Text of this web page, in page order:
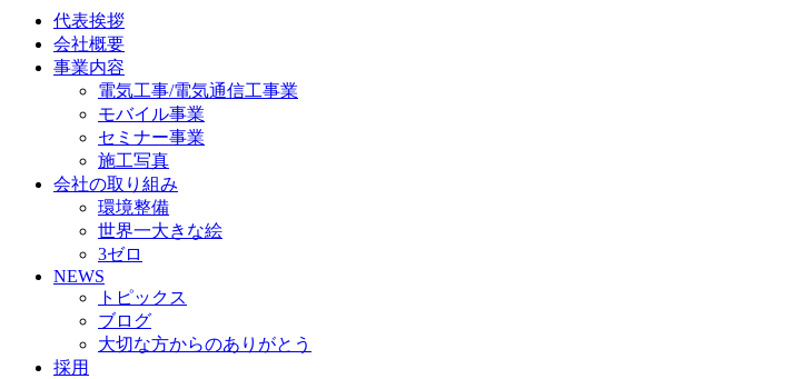
代表挨拶
会社概要
事業内容
電気工事/電気通信工事業
モバイル事業
セミナー事業
施工写真
会社の取り組み
環境整備
世界一大きな絵
3ゼロ
NEWS
トピックス
ブログ
大切な方からのありがとう
採用